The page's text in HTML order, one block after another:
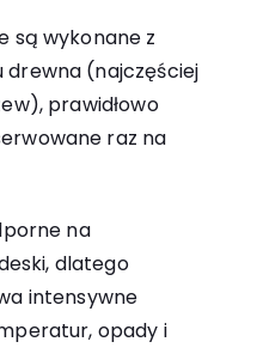
są wykonane z
drewna (najczęściej
prawidłowo
raz na
na
dlatego
intensywne
opady i